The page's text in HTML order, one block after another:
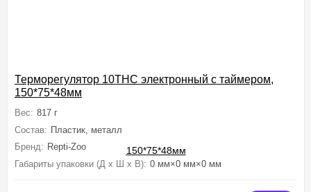
Терморегулятор 10THC электронный с таймером,
150*75*48мм
Вес: 817 г
Состав: Пластик, металл
Бренд: Repti-Zoo
Габариты упаковки (Д х Ш х В): 0 мм×0 мм×0 мм